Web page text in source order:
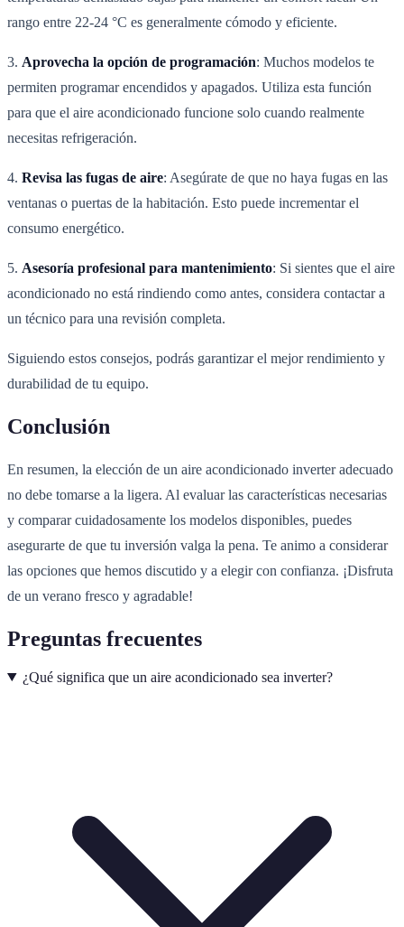
rango entre 22-24 °C es generalmente cómodo y eficiente.
3. Aprovecha la opción de programación: Muchos modelos te
permiten programar encendidos y apagados. Utiliza esta función
para que el aire acondicionado funcione solo cuando realmente
necesitas refrigeración.
4. Revisa las fugas de aire: Asegúrate de que no haya fugas en las
ventanas o puertas de la habitación. Esto puede incrementar el
consumo energético.
5. Asesoría profesional para mantenimiento: Si sientes que el aire
acondicionado no está rindiendo como antes, considera contactar a
un técnico para una revisión completa.
Siguiendo estos consejos, podrás garantizar el mejor rendimiento y
durabilidad de tu equipo.
Conclusión
En resumen, la elección de un aire acondicionado inverter adecuado
no debe tomarse a la ligera. Al evaluar las características necesarias
y comparar cuidadosamente los modelos disponibles, puedes
asegurarte de que tu inversión valga la pena. Te animo a considerar
las opciones que hemos discutido y a elegir con confianza. ¡Disfruta
de un verano fresco y agradable!
Preguntas frecuentes
¿Qué significa que un aire acondicionado sea inverter?